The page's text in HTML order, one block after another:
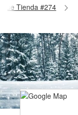
Tienda #274